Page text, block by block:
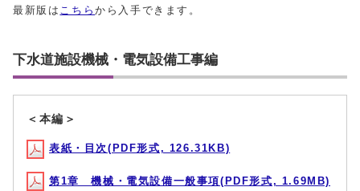
最新版は こちらから入手できます。
下水道施設機械・電気設備工事編
＜本編＞
表紙・目次(PDF形式, 126.31KB)
第1章 機械・電気設備一般事項(PDF形式, 1.69MB)